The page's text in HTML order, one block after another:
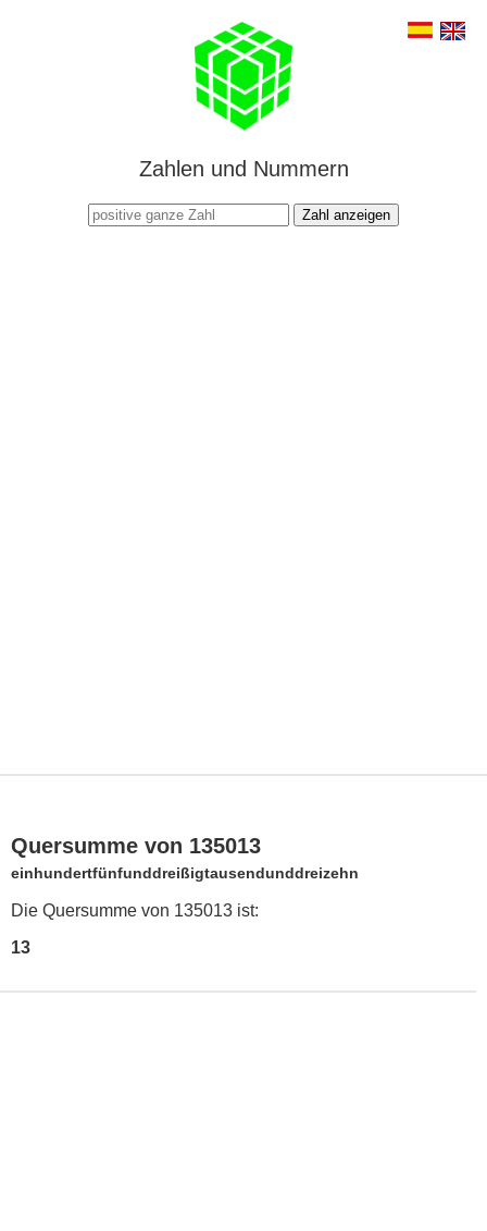
Zahlen und Nummern
Zahl anzeigen
Quersumme von 135013
einhundertfünfunddreißigtausendunddreizehn
Die Quersumme von 135013 ist:
13